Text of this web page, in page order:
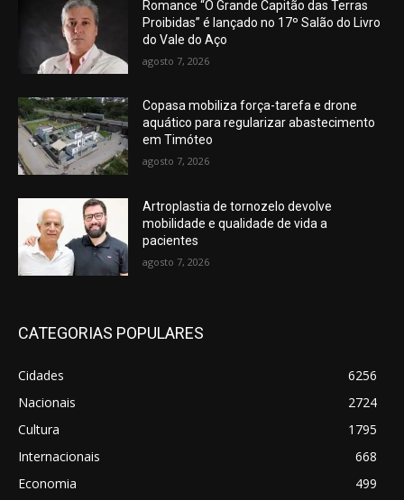
Romance “O Grande Capitão das Terras
Proibidas” é lançado no 17º Salão do Livro
do Vale do Aço
agosto 7, 2026
Copasa mobiliza força-tarefa e drone
aquático para regularizar abastecimento
em Timóteo
agosto 7, 2026
Artroplastia de tornozelo devolve
mobilidade e qualidade de vida a
pacientes
agosto 7, 2026
CATEGORIAS POPULARES
Cidades
6256
Nacionais
2724
Cultura
1795
Internacionais
668
Economia
499